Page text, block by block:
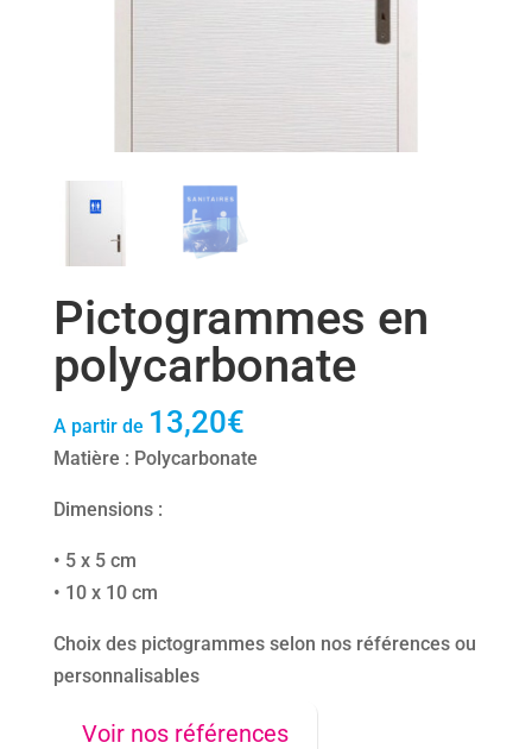
Pictogrammes en
polycarbonate
A partir de 13,20€
Matière : Polycarbonate
Dimensions :
• 5 x 5 cm
• 10 x 10 cm
Choix des pictogrammes selon nos références ou
personnalisables
Voir nos références